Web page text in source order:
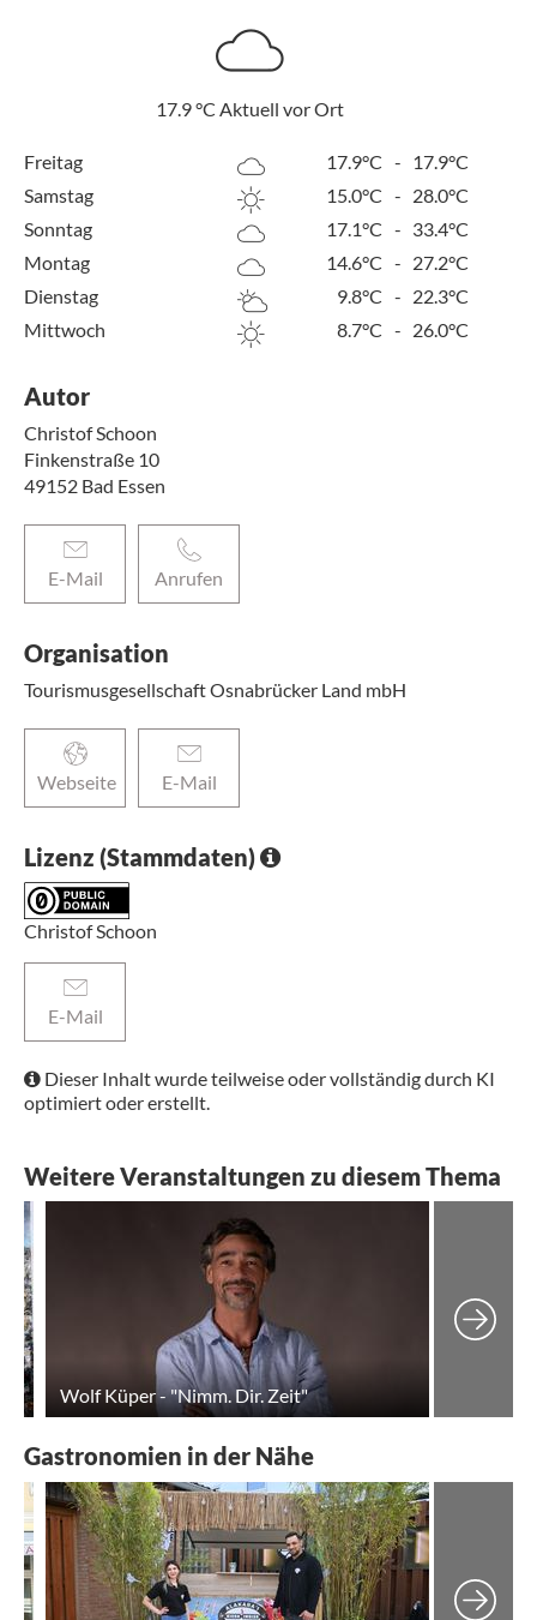
17.9°C Aktuell vor Ort
Freitag 17.9°C - 17.9°C
Samstag
15.0°C - 28.0°C
Sonntag
17.1°C - 33.4°C
Montag
14.6°C - 27.2°C
Dienstag
9.8°C - 22.3°C
Mittwoch
8.7°C - 26.0°C
Autor
Christof Schoon
Finkenstraße 10
49152 Bad Essen
E-Mail Anrufen
Organisation
Tourismusgesellschaft Osnabrücker Land mbH
Webseite E-Mail
Lizenz (Stammdaten)
Christof Schoon
E-Mail
Dieser Inhalt wurde teilweise oder vollständig durch KI
optimiert oder erstellt.
Weitere Veranstaltungen zu diesem Thema
Wolf Küper - "Nimm. Dir. Zeit"
Gastronomien in der Nähe